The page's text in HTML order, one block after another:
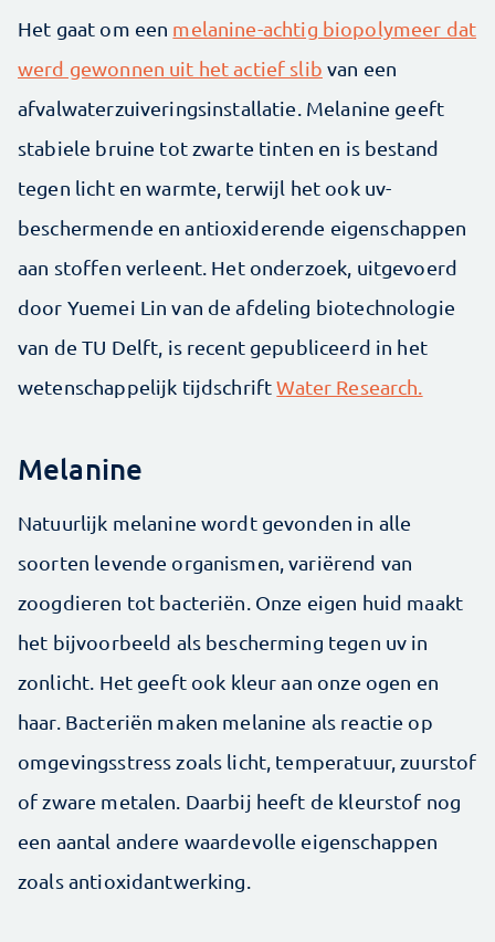
Het gaat om een melanine-achtig biopolymeer dat
werd gewonnen uit het actief slib van een
afvalwaterzuiveringsinstallatie. Melanine geeft
stabiele bruine tot zwarte tinten en is bestand
tegen licht en warmte, terwijl het ook uv-
beschermende en antioxiderende eigenschappen
aan stoffen verleent. Het onderzoek, uitgevoerd
door Yuemei Lin van de afdeling biotechnologie
van de TU Delft, is recent gepubliceerd in het
wetenschappelijk tijdschriftWater Research.
Melanine
Natuurlijk melanine wordt gevonden in alle
soorten levende organismen, variërend van
zoogdieren tot bacteriën. Onze eigen huid maakt
het bijvoorbeeld als bescherming tegen uv in
zonlicht. Het geeft ook kleur aan onze ogen en
haar. Bacteriën maken melanine als reactie op
omgevingsstress zoals licht, temperatuur, zuurstof
of zware metalen. Daarbij heeft de kleurstof nog
een aantal andere waardevolle eigenschappen
zoals antioxidantwerking.